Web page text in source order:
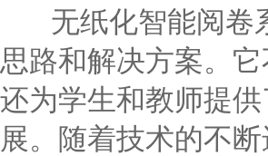
无纸化智能阅卷
思路和解决方案。
还为学生和教师提
展。随着技术的不